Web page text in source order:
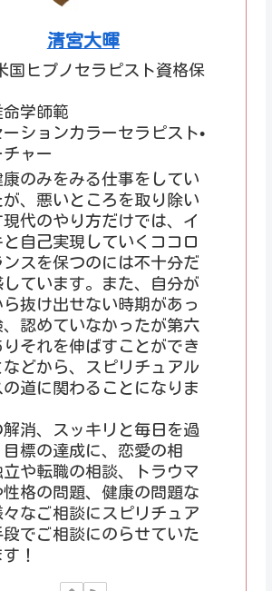
清宮大暉
国ヒプノセラピスト資格保
命学師範
ーションカラーセラピスト•
ャー
康のみをみる仕事をしてい
が、悪いところを取り除い
現代のやり方だけでは、イ
と自己実現していくココロ
ンスを保つのには不十分だ
しています。また、自分が
抜け出せない時期があっ
、認めていなかったが第六
それを伸ばすことができ
などから、スピリチュアル
の道に関わることになりま
解消、スッキリと毎日を過
目標の達成に、恋愛の相
立や転職の相談、トラウマ
性格の問題、健康の問題な
々なご相談にスピリチュア
段でご相談にのらせていた
！